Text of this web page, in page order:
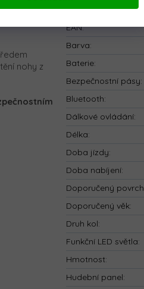
kg. Je
nohy z
Kategorie:
EAN:
Barva:
Baterie:
Bezpečnostní pásy:
Bluetooth:
Dálkové ovládání:
Délka:
Doba jízdy:
Doba nabíjení:
Doporučený povrch
Doporučený věk:
Druh kol:
Funkční LED světla:
Hmotnost:
Hudební panel: